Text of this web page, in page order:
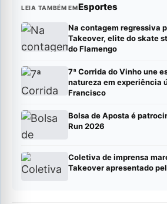
LEIA TAMBÉM EMEsportes
Na contagem regressiva
Takeover, elite do skate
do Flamengo
7ª Corrida do Vinho une
natureza em experiência
Francisco
Bolsa de Aposta é
Run 2026
Coletiva de imprensa
Takeover apresentado